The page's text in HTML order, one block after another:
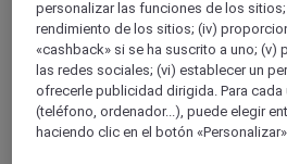
ALL Accor+ Voyager
15% de descuent todo el
personalizar las funciones de los sitios;
rendimiento de los sitios; (iv)
«cashback» si se ha suscrito a uno; (v)
las redes sociales; (vi) establecer un
ofrecerle publicidad dirigida. Para cada
(teléfono, ordenador...), puede elegir
haciendo clic en el botón